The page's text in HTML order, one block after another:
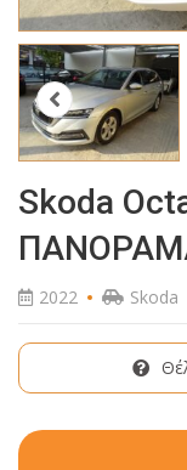
Skoda
2022 Skoda